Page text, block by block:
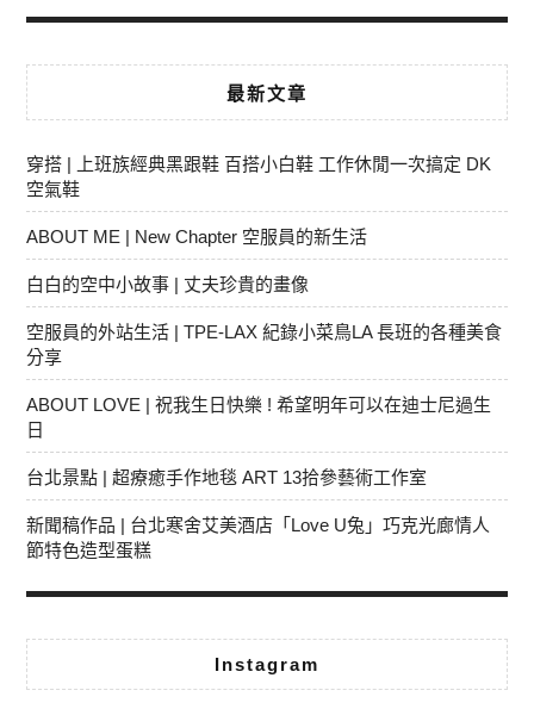
最新文章
穿搭 | 上班族經典黑跟鞋 百搭小白鞋 工作休閒一次搞定 DK
空氣鞋
ABOUT ME | New Chapter 空服員的新生活
白白的空中小故事 | 丈夫珍貴的畫像
空服員的外站生活 | TPE-LAX 紀錄小菜鳥LA 長班的各種美食
分享
ABOUT LOVE | 祝我生日快樂 ! 希望明年可以在迪士尼過生
日
台北景點 | 超療癒手作地毯 ART 13拾參藝術工作室
新聞稿作品 | 台北寒舍艾美酒店「Love U兔」巧克光廊情人
節特色造型蛋糕
Instagram